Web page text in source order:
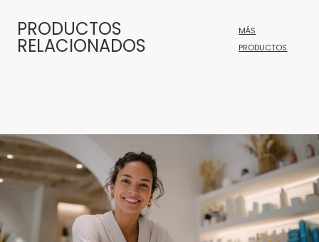
PRODUCTOS
RELACIONADOS
MÁS
PRODUCTOS